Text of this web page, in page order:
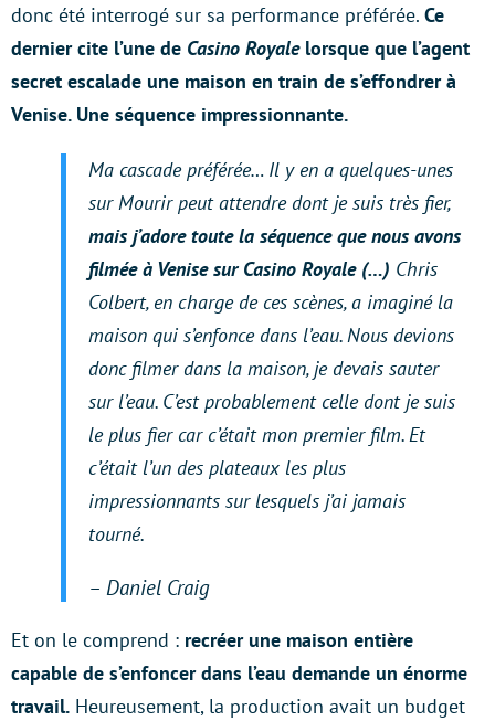
donc été interrogé sur sa performance préférée. Ce
dernier cite l’une de Casino Royalelorsque que l’agent
secret escalade une maison en train de s’effondrer à
Venise. Une séquence impressionnante.
Ma cascade préférée… Il y en a quelques-unes
surMourir peut attendredont je suis très fier,
mais j’adore toute la séquence que nous avons
filmée à Venise sur Casino Royale (…) Chris
Colbert, en charge de ces scènes, a imaginé la
maison qui s’enfonce dans l’eau. Nous devions
donc filmer dans la maison, je devais sauter
sur l’eau. C’est probablement celle dont je suis
le plus fier car c’était mon premier film. Et
c’était l’un des plateaux les plus
impressionnants sur lesquels j’ai jamais
tourné.
– Daniel Craig
Et on le comprend : recréer une maison entière
capable de s’enfoncer dans l’eau demande un énorme
travail. Heureusement, la production avait un budget